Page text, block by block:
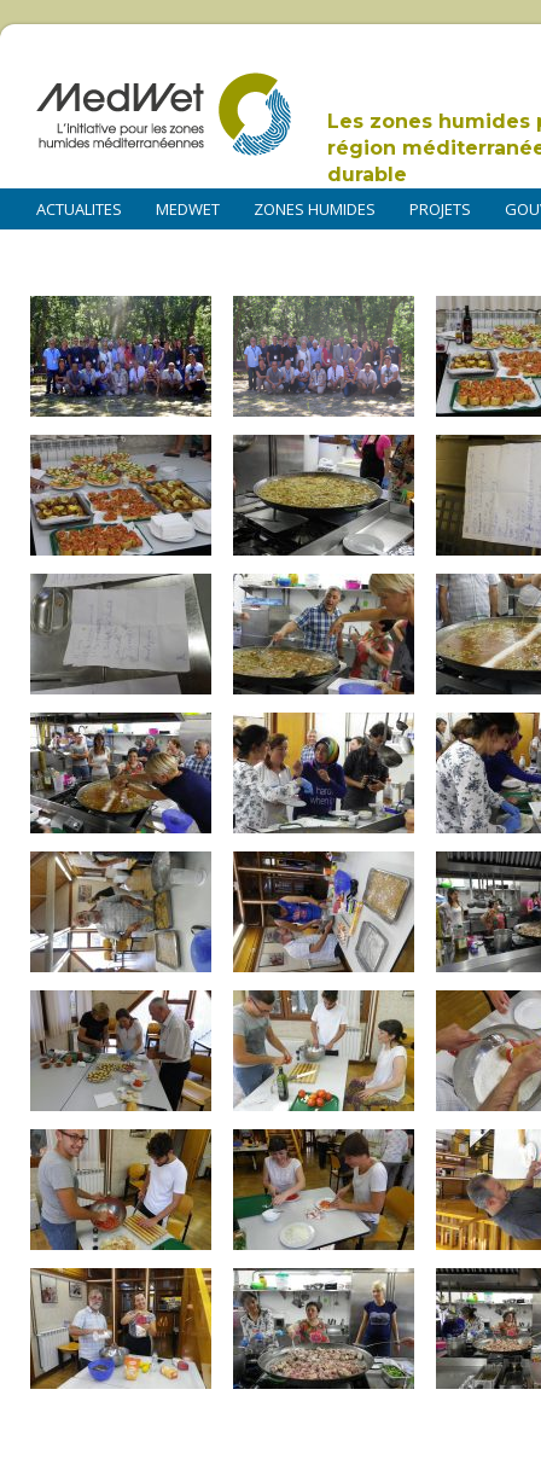
Les zones humides
région
durable
ACTUALITES MEDWET ZONES HUMIDES PROJETS